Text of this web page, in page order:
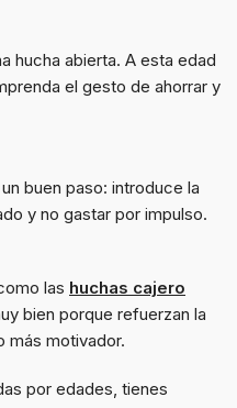
hucha abierta. A esta edad
el gesto de ahorrar y
buen paso: introduce la
y no gastar por impulso.
las huchas cajero
bien porque refuerzan la
más motivador.
por edades, tienes